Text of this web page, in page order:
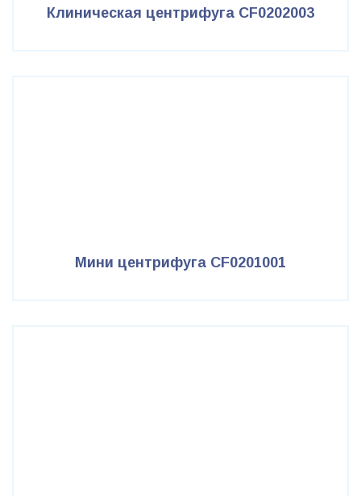
Клиническая центрифуга CF0202003
Мини центрифуга CF0201001